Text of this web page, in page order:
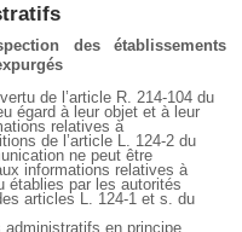
des établissements
de l’article R. 214-104 du
égard à leur objet et à leur
relatives à
de l’article L. 124-2 du
ne peut être
informations relatives à
établies par les autorités
articles L. 124-1 et s. du
en principe